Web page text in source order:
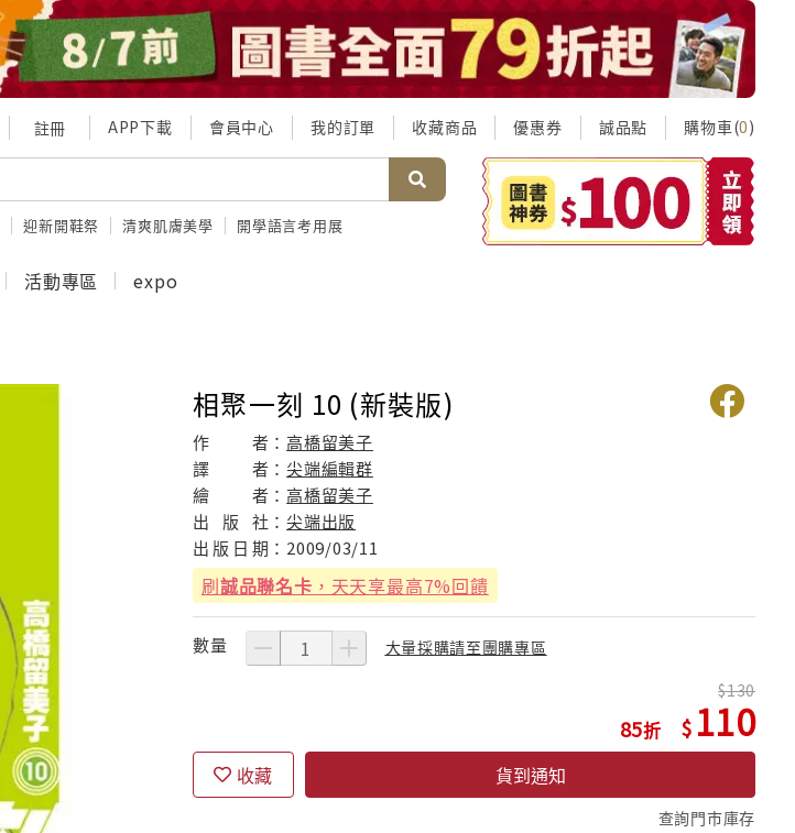
註冊 APP下載 會員中心 我的訂單 收藏商品 優惠券 誠品點 購物車(0)
迎新開鞋祭 清爽肌膚美學 開學語言考用展
活動專區 expo
相聚一刻 10 (新裝版)
作 者：高橋留美子
譯
者：尖端編輯群
繪
者：高橋留美子
出
版 社：尖端出版
出 版 日 期： 2009/03/11
刷誠品聯名卡 ，天天享最高7%回饋
數量 大量採購請至團購專區
85
130
110
收藏 貨到通知
查詢門市庫存